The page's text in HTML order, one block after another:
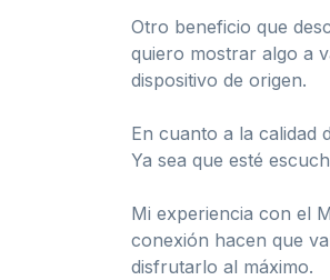
Otro beneficio que
quiero mostrar algo a
dispositivo de origen.
En cuanto a la calidad
Ya sea que esté
Mi experiencia con el
conexión hacen que
disfrutarlo al máximo.